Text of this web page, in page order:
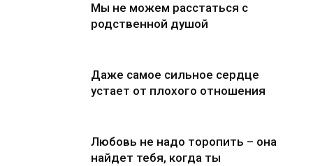
Мы не можем расстаться с
родственной душой
Даже самое сильное сердце
устает от плохого отношения
Любовь не надо торопить – она
найдет тебя, когда ты